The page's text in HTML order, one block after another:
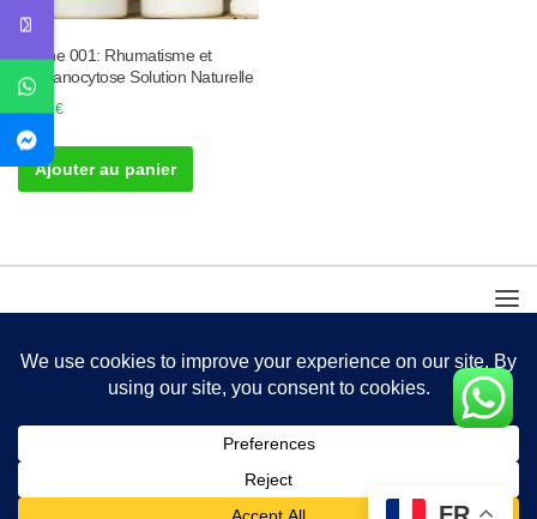
Tisane 001: Rhumatisme et
Drépanocytose Solution Naturelle
10.00€
Ajouter au panier